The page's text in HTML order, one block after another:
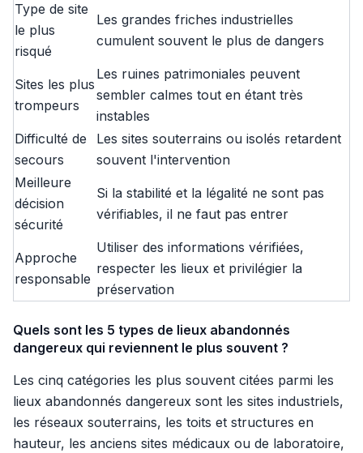
Type de site
le plus
risqué
Les grandes friches industrielles
cumulent souvent le plus de dangers
Sites les plus
trompeurs
Les ruines patrimoniales peuvent
sembler calmes tout en étant très
instables
Difficulté de
secours
Les sites souterrains ou isolés retardent
souvent l'intervention
Meilleure
décision
sécurité
Si la stabilité et la légalité ne sont pas
vérifiables, il ne faut pas entrer
Approche
responsable
Utiliser des informations vérifiées,
respecter les lieux et privilégier la
préservation
Quels sont les 5 types de lieux abandonnés
dangereux qui reviennent le plus souvent ?
Les cinq catégories les plus souvent citées parmi les
lieux abandonnés dangereux sont les sites industriels,
les réseaux souterrains, les toits et structures en
hauteur, les anciens sites médicaux ou de laboratoire,